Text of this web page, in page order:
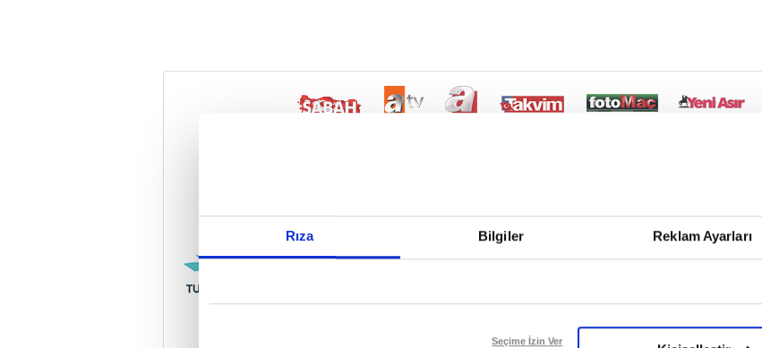
Rıza Bilgiler Reklam Ayarları
Reddet
Seçime İzin Ver